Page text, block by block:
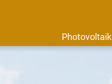
Photovoltaik